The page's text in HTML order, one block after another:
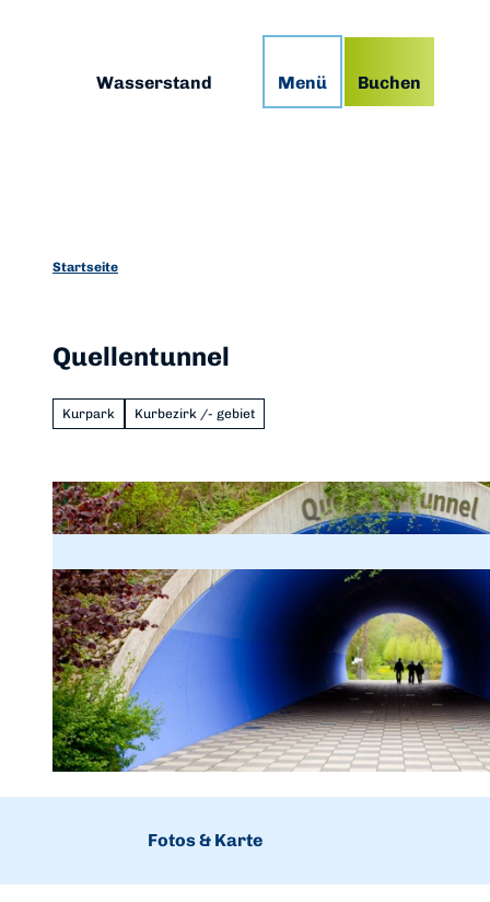
Wasserstand SucheMenü Buchen
Startseite
Quellentunnel
Kurpark Kurbezirk /- gebiet
Fotos & Karte